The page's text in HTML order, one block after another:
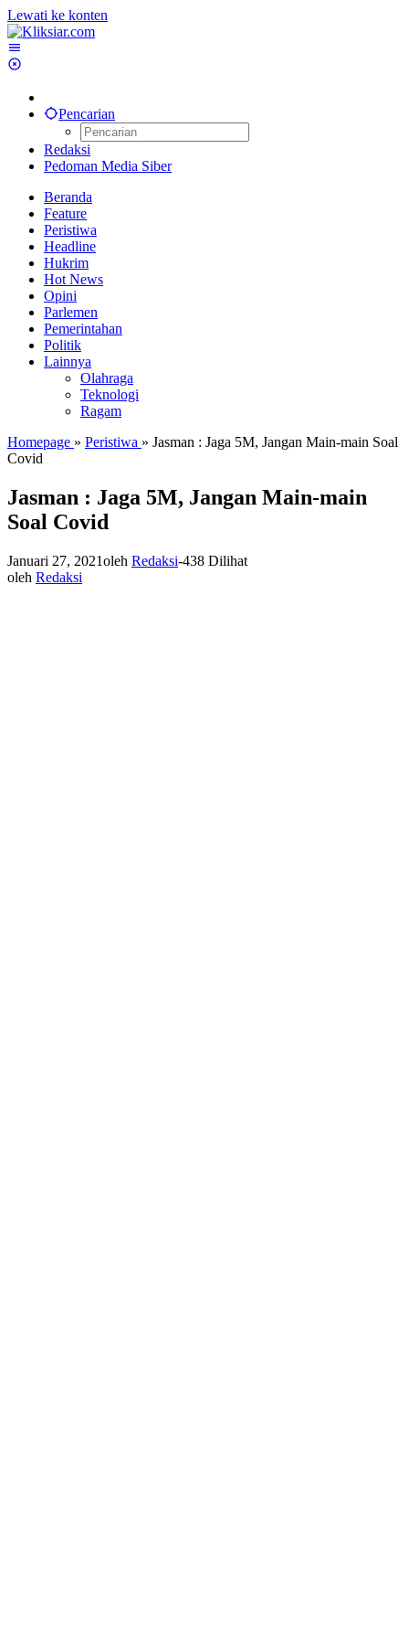
Lewati ke konten
Pencarian
Redaksi
Pedoman Media Siber
Beranda
Feature
Peristiwa
Headline
Hukrim
Hot News
Opini
Parlemen
Pemerintahan
Politik
Lainnya
Olahraga
Teknologi
Ragam
Homepage » Peristiwa » Jasman : Jaga 5M, Jangan Main-main Soal
Covid
Jasman : Jaga 5M, Jangan Main-main
Soal Covid
Januari 27, 2021oleh Redaksi-438 Dilihat
oleh Redaksi